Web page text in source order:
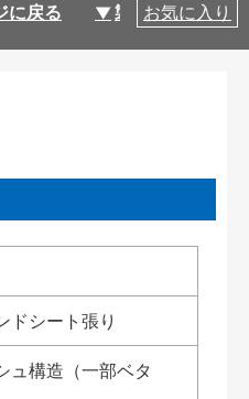
に戻る 製品仕様
お気に入り
ドシート張り
ュ構造（一部ベタ